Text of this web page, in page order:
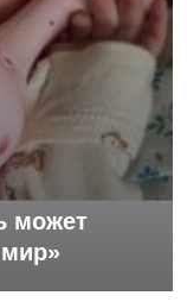
может